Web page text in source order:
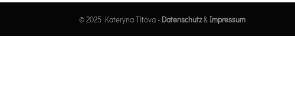
© 2025 Kateryna Titova - Datenschutz&Impressum